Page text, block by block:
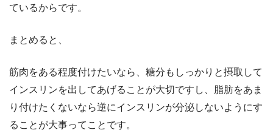
ているからです。
まとめると、
筋肉をある程度付けたいなら、糖分もしっかりと摂取して
インスリンを出してあげることが大切ですし、脂肪をあま
り付けたくないなら逆にインスリンが分泌しないようにす
ることが大事ってことです。